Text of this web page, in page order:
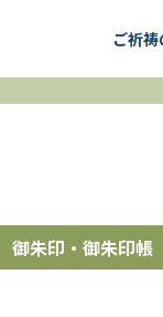
ご祈
御朱印・御朱印帳